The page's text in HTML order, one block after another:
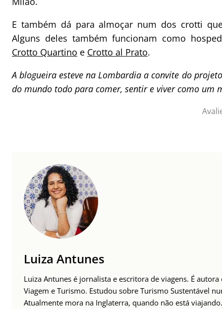
E também dá para almoçar num dos crotti
Alguns deles também funcionam como
Crotto Quartino e Crotto al Prato.
A blogueira esteve na Lombardia a convite do
do mundo todo para comer, sentir e viver como um
Luiza Antunes
Luiza Antunes é jornalista e escritora de viagens. É
Viagem e Turismo. Estudou sobre Turismo Sustentável
Atualmente mora na Inglaterra, quando não está